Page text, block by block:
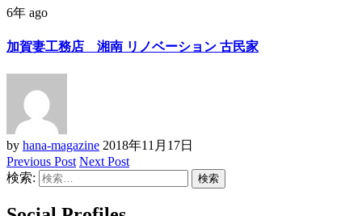
6年 ago
加賀妻工務店 湘南 リノベーション 古民家
by hana-magazine 2018年11月17日
Previous Post Next Post
検索: